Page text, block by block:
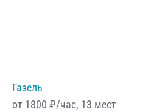
Газель
от 1800 ₽/час, 13 мест